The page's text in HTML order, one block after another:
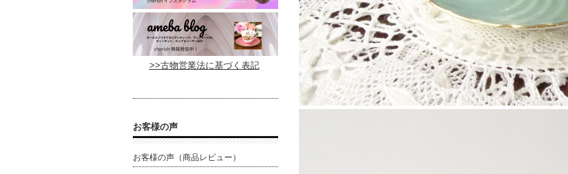
>>古物営業法に基づく表記
お客様の声
お客様の声（商品レビュー）